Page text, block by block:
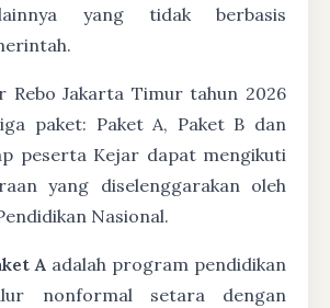
yang tidak berbasis
Rebo Jakarta Timur tahun 2026
paket: Paket A, Paket B dan
peserta Kejar dapat mengikuti
yang diselenggarakan oleh
Nasional.
A adalah program pendidikan
nonformal setara dengan